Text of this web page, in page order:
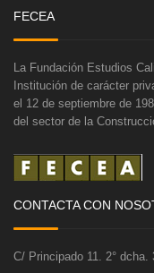
FECEA
La Fundación Estudios
Institución de carácter
el 12 de septiembre de
del sector de la
CONTACTA CON
C/ Principado 11. 2° dcha.